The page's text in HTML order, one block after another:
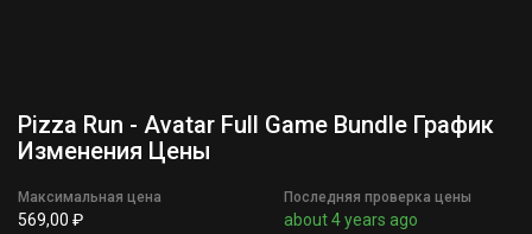
Pizza Run - Avatar Full Game Bundle График
Изменения Цены
Максимальная цена
569,00 ₽
Последняя проверка цены
about 4 years ago